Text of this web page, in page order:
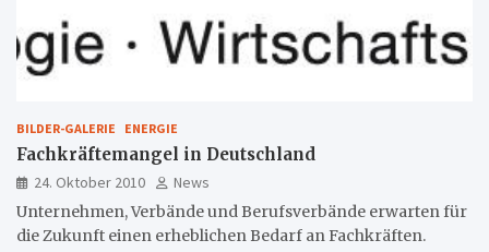
BILDER-GALERIE ENERGIE
Fachkräftemangel in Deutschland
24. Oktober 2010
News
Unternehmen, Verbände und Berufsverbände erwarten für
die Zukunft einen erheblichen Bedarf an Fachkräften.